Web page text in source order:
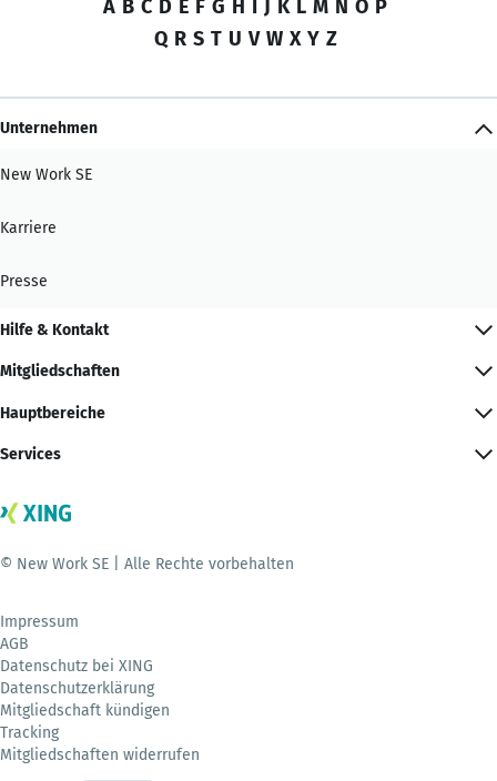
A B C D E F G H I J K L M N O P
Q R S T U V W X Y Z
Unternehmen
New Work SE
Karriere
Presse
Hilfe & Kontakt
Mitgliedschaften
Hauptbereiche
Services
© New Work SE | Alle Rechte vorbehalten
Impressum
AGB
Datenschutz bei XING
Datenschutzerklärung
Mitgliedschaft kündigen
Tracking
Mitgliedschaften widerrufen